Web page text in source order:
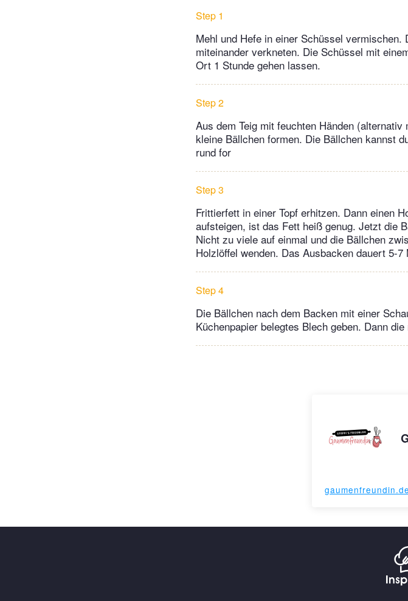
Step 1
Mehl und Hefe in einer Schüssel
miteinander verkneten. Die Schüssel mit
Ort 1 Stunde gehen lassen.
Step 2
Aus dem Teig mit feuchten Händen
kleine Bällchen formen. Die Bällchen kannst
rund for
Step 3
Frittierfett in einer Topf erhitzen. Dann einen
aufsteigen, ist das Fett heiß genug. Jetzt die
Nicht zu viele auf einmal und die Bällchen
Holzlöffel wenden. Das Ausbacken dauert 5-7
Step 4
Die Bällchen nach dem Backen mit einer
Küchenpapier belegtes Blech geben. Dann
gaumenfreundin.de